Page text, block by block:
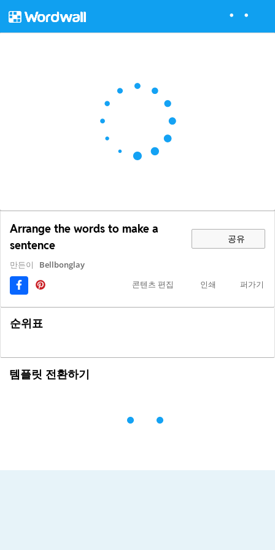
Arrange the words to make a
sentence
공유
만든이
Bellbonglay
콘텐츠 편집
인쇄 퍼가기
순위표
템플릿 전환하기